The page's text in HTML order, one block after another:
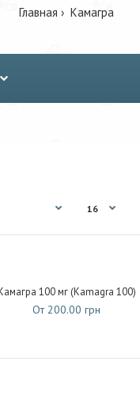
Главная Камагра
100 мг (Kamagra 100)
От 200.00 грн